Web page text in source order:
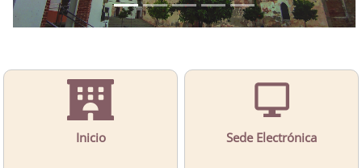
Inicio Sede Electrónica